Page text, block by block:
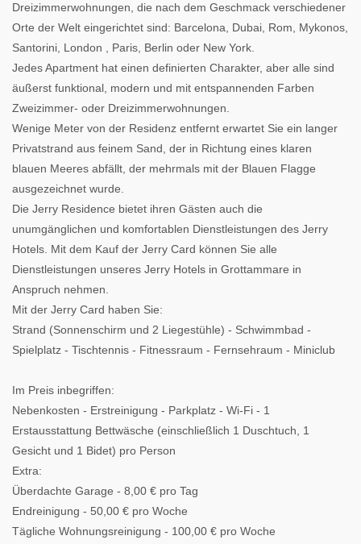
Dreizimmerwohnungen, die nach dem Geschmack verschiedener
Orte der Welt eingerichtet sind: Barcelona, ​​​​Dubai, Rom, Mykonos,
Santorini, London , Paris, Berlin oder New York.
Jedes Apartment hat einen definierten Charakter, aber alle sind
äußerst funktional, modern und mit entspannenden Farben
Zweizimmer- oder Dreizimmerwohnungen.
Wenige Meter von der Residenz entfernt erwartet Sie ein langer
Privatstrand aus feinem Sand, der in Richtung eines klaren
blauen Meeres abfällt, der mehrmals mit der Blauen Flagge
ausgezeichnet wurde.
Die Jerry Residence bietet ihren Gästen auch die
unumgänglichen und komfortablen Dienstleistungen des Jerry
Hotels. Mit dem Kauf der Jerry Card können Sie alle
Dienstleistungen unseres Jerry Hotels in Grottammare in
Anspruch nehmen.
Mit der Jerry Card haben Sie:
Strand (Sonnenschirm und 2 Liegestühle) - Schwimmbad -
Spielplatz - Tischtennis - Fitnessraum - Fernsehraum - Miniclub
Im Preis inbegriffen:
Nebenkosten - Erstreinigung - Parkplatz - Wi-Fi - 1
Erstausstattung Bettwäsche (einschließlich 1 Duschtuch, 1
Gesicht und 1 Bidet) pro Person
Extra:
Überdachte Garage - 8,00 € pro Tag
Endreinigung - 50,00 € pro Woche
Tägliche Wohnungsreinigung - 100,00 € pro Woche